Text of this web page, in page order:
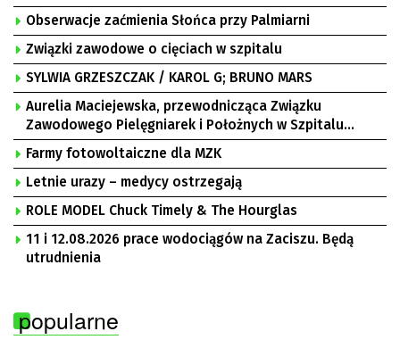
Obserwacje zaćmienia Słońca przy Palmiarni
Związki zawodowe o cięciach w szpitalu
SYLWIA GRZESZCZAK / KAROL G; BRUNO MARS
Aurelia Maciejewska, przewodnicząca Związku
Zawodowego Pielęgniarek i Położnych w Szpitalu
Uniwersyteckim w Zielonej Górze, Bogusław
Motowidełko, przewodniczący Zarządu Regionu NSZZ
„Solidarność” Zielona Góra
Farmy fotowoltaiczne dla MZK
Letnie urazy – medycy ostrzegają
ROLE MODEL Chuck Timely & The Hourglas
11 i 12.08.2026 prace wodociągów na Zaciszu. Będą
utrudnienia
popularne